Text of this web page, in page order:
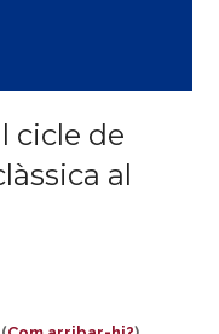
cicle de
al